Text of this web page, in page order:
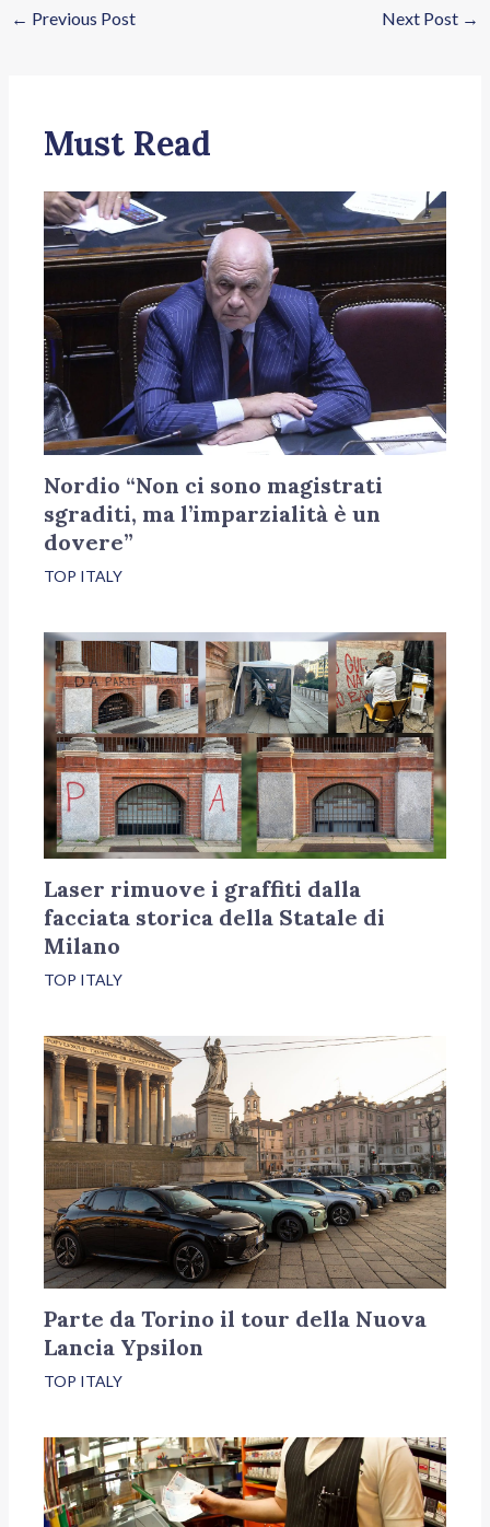
← Previous Post Next Post →
Must Read
Nordio “Non ci sono magistrati
sgraditi, ma l’imparzialità è un
dovere”
TOP ITALY
Laser rimuove i graffiti dalla
facciata storica della Statale di
Milano
TOP ITALY
Parte da Torino il tour della Nuova
Lancia Ypsilon
TOP ITALY